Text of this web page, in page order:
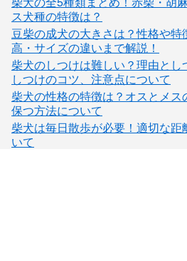
ス犬種の特徴は？
豆柴の成犬の大きさは？性格や
高・サイズの違いまで解説！
柴犬のしつけは難しい？理由と
しつけのコツ、注意点について
柴犬の性格の特徴は？オスとメ
保つ方法について
柴犬は毎日散歩が必要！適切な
いて